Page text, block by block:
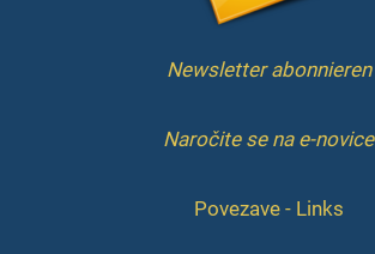
Newsletter abonnieren
Naročite se na e-novice
Povezave - Links